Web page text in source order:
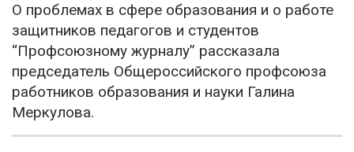
О проблемах в сфере образования и о работе
защитников педагогов и студентов
“Профсоюзному журналу” рассказала
председатель Общероссийского профсоюза
работников образования и науки Галина
Меркулова.